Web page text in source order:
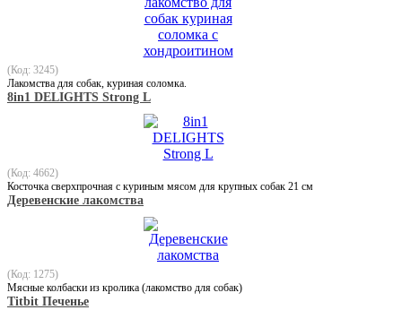
(Код: 3245)
Лакомства для собак, куриная соломка.
8in1 DELIGHTS Strong L
(Код: 4662)
Косточка сверхпрочная с куриным мясом для крупных собак 21 см
Деревенские лакомства
(Код: 1275)
Мясные колбаски из кролика (лакомство для собак)
Titbit Печенье